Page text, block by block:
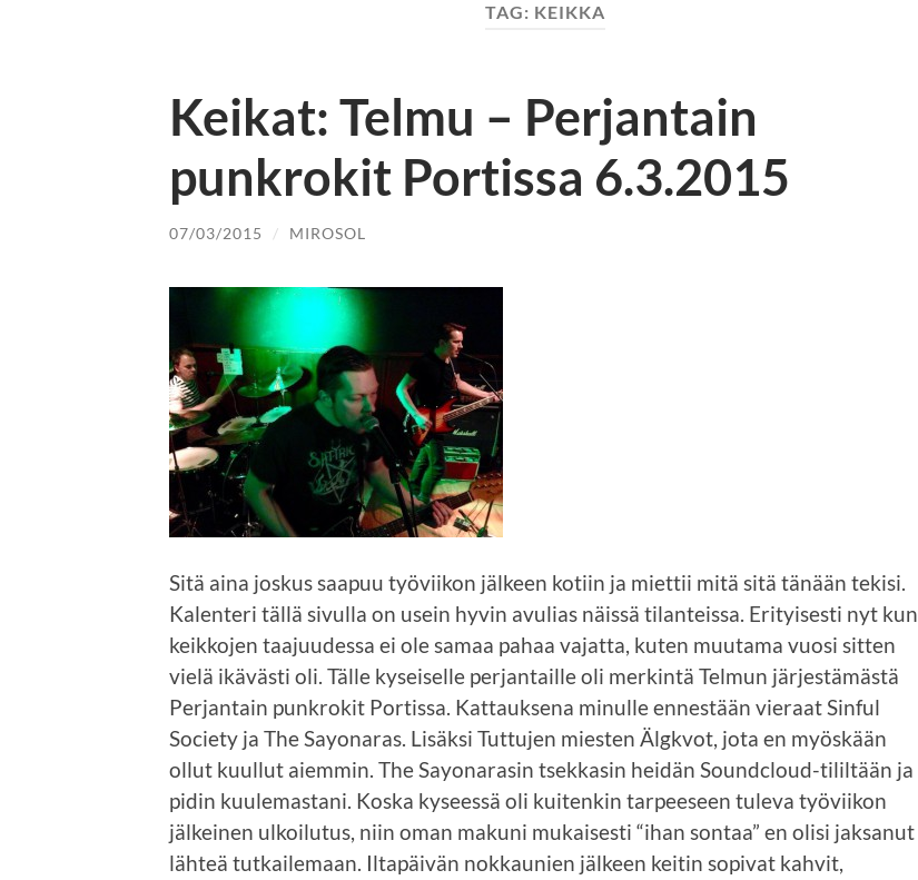
TAG: KEIKKA
Keikat: Telmu – Perjantain
punkrokit Portissa 6.3.2015
07/03/2015 / MIROSOL
Sitä aina joskus saapuu työviikon jälkeen kotiin ja miettii mitä sitä tänään tekisi.
Kalenteri tällä sivulla on usein hyvin avulias näissä tilanteissa. Erityisesti nyt kun
keikkojen taajuudessa ei ole samaa pahaa vajatta, kuten muutama vuosi sitten
vielä ikävästi oli. Tälle kyseiselle perjantaille oli merkintä Telmun järjestämästä
Perjantain punkrokit Portissa. Kattauksena minulle ennestään vieraat Sinful
Society ja The Sayonaras. Lisäksi Tuttujen miesten Älgkvot, jota en myöskään
ollut kuullut aiemmin. The Sayonarasin tsekkasin heidän Soundcloud-tililtään ja
pidin kuulemastani. Koska kyseessä oli kuitenkin tarpeeseen tuleva työviikon
jälkeinen ulkoilutus, niin oman makuni mukaisesti “ihan sontaa” en olisi jaksanut
lähteä tutkailemaan. Iltapäivän nokkaunien jälkeen keitin sopivat kahvit,